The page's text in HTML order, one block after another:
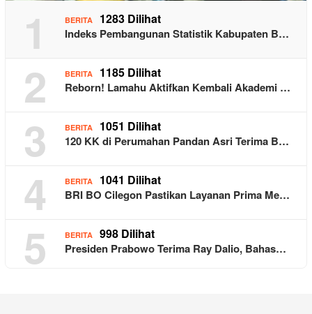
1 BERITA 1283 Dilihat
Indeks Pembangunan Statistik Kabupaten B…
2 BERITA 1185 Dilihat
Reborn! Lamahu Aktifkan Kembali Akademi …
3 BERITA 1051 Dilihat
120 KK di Perumahan Pandan Asri Terima B…
4 BERITA 1041 Dilihat
BRI BO Cilegon Pastikan Layanan Prima Me…
5 BERITA 998 Dilihat
Presiden Prabowo Terima Ray Dalio, Bahas…